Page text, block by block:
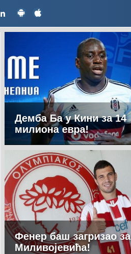
Демба Ба у Кини за 14
милиона евра!
Фенер баш загризао за
Миливојевића!